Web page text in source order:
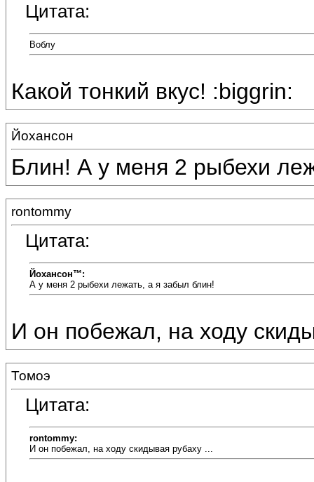
Цитата:
Воблу
Какой тонкий вкус! :biggrin:
Йохансон
Блин! А у меня 2 рыбехи
rontommy
Цитата:
Йохансон™:
А у меня 2 рыбехи лежать, а я забыл блин!
И он побежал, на ходу
Томоэ
Цитата:
rontommy:
И он побежал, на ходу скидывая рубаху ...